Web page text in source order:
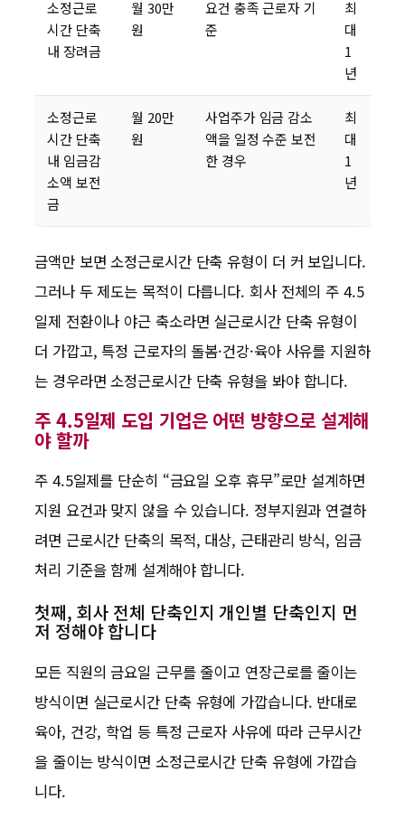
소정근로
시간 단축
내 장려금
월 30만
원
요건 충족 근로자 기
준
최
대
1
년
소정근로
시간 단축
내 임금감
소액 보전
금
월 20만
원
사업주가 임금 감소
액을 일정 수준 보전
한 경우
최
대
1
년
금액만 보면 소정근로시간 단축 유형이 더 커 보입니다.
그러나 두 제도는 목적이 다릅니다. 회사 전체의 주 4.5
일제 전환이나 야근 축소라면 실근로시간 단축 유형이
더 가깝고, 특정 근로자의 돌봄·건강·육아 사유를 지원하
는 경우라면 소정근로시간 단축 유형을 봐야 합니다.
주 4.5일제 도입 기업은 어떤 방향으로 설계해
야 할까
주 4.5일제를 단순히 “금요일 오후 휴무”로만 설계하면
지원 요건과 맞지 않을 수 있습니다. 정부지원과 연결하
려면 근로시간 단축의 목적, 대상, 근태관리 방식, 임금
처리 기준을 함께 설계해야 합니다.
첫째, 회사 전체 단축인지 개인별 단축인지 먼
저 정해야 합니다
모든 직원의 금요일 근무를 줄이고 연장근로를 줄이는
방식이면 실근로시간 단축 유형에 가깝습니다. 반대로
육아, 건강, 학업 등 특정 근로자 사유에 따라 근무시간
을 줄이는 방식이면 소정근로시간 단축 유형에 가깝습
니다.